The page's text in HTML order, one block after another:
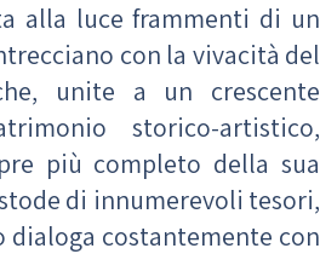
alla luce frammenti di un
con la vivacità del
unite a un crescente
storico-artistico,
più completo della sua
di innumerevoli tesori,
dialoga costantemente con